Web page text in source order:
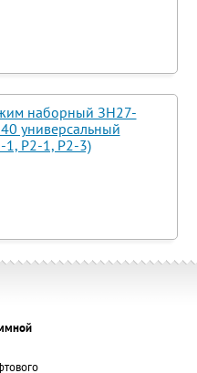
наборный ЗН27-
универсальный
1, Р2-1, Р2-3)